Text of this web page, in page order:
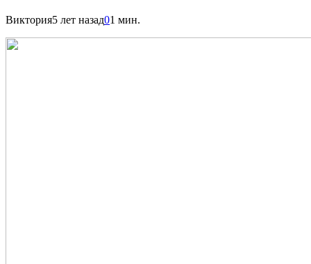
Виктория5 лет назад01 мин.